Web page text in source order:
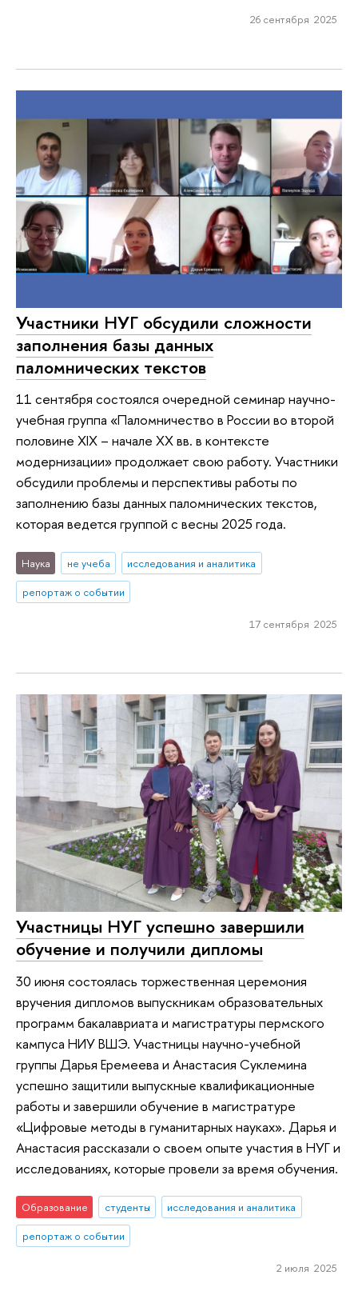
26 сентября 2025
Участники НУГ обсудили сложности
заполнения базы данных
паломнических текстов
11 сентября состоялся очередной семинар научно-
учебная группа «Паломничество в России во второй
половине XIX – начале XX вв. в контексте
модернизации» продолжает свою работу. Участники
обсудили проблемы и перспективы работы по
заполнению базы данных паломнических текстов,
которая ведется группой с весны 2025 года.
Наука не учеба
исследования и аналитика
репортаж о событии
17 сентября 2025
Участницы НУГ успешно завершили
обучение и получили дипломы
30 июня состоялась торжественная церемония
вручения дипломов выпускникам образовательных
программ бакалавриата и магистратуры пермского
кампуса НИУ ВШЭ. Участницы научно-учебной
группы Дарья Еремеева и Анастасия Суклемина
успешно защитили выпускные квалификационные
работы и завершили обучение в магистратуре
«Цифровые методы в гуманитарных науках». Дарья и
Анастасия рассказали о своем опыте участия в НУГ и
исследованиях, которые провели за время обучения.
Образование студенты
исследования и аналитика
репортаж о событии
2 июля 2025